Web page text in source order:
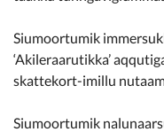
Siumoortumik
‘Akileraarutikka’
skattekort-imillu
Siumoortumik